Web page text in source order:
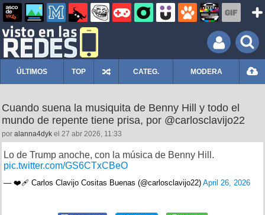
ÚLTIMOS TOP CATEG. MODERA
Cuando suena la musiquita de Benny Hill y todo el
mundo de repente tiene prisa, por @carlosclavijo22
por alanna4dyk el 27 abr 2026, 11:33
Lo de Trump anoche, con la música de Benny Hill.
pic.twitter.com/GS6CTxCBeO
— ❤️‍🩹 Carlos Clavijo Cositas Buenas (@carlosclavijo22) April 26, 2026